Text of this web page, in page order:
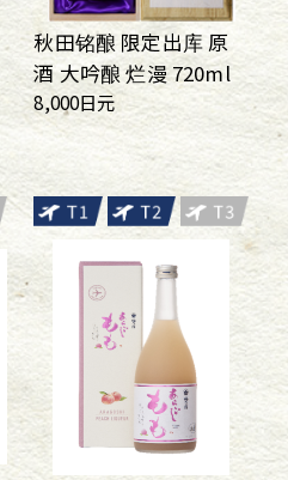
秋田铭酿 限定出库 原
酒 大吟酿 烂漫 720ml
8,000日元